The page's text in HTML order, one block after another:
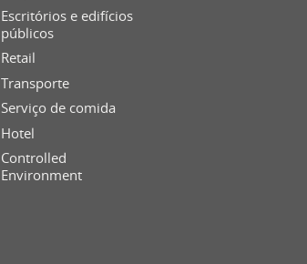
Escritórios e edifícios
públicos
Retail
Transporte
Serviço de comida
Hotel
Controlled
Environment